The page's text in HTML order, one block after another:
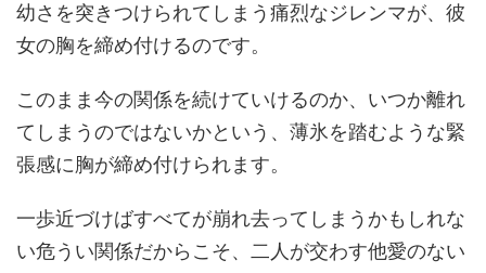
幼さを突きつけられてしまう痛烈なジレンマが、彼
女の胸を締め付けるのです。
このまま今の関係を続けていけるのか、いつか離れ
てしまうのではないかという、薄氷を踏むような緊
張感に胸が締め付けられます。
一歩近づけばすべてが崩れ去ってしまうかもしれな
い危うい関係だからこそ、二人が交わす他愛のない